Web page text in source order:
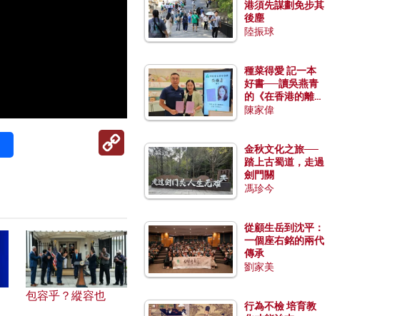
Link
包容乎？縱容也
港須先謀劃免步其
後塵
陸振球
種菜得愛 記一本
好書──讀吳燕青
的《在香港的離島
種菜》
陳家偉
金秋文化之旅──
踏上古蜀道，走過
劍門關
馮珍今
從顧生岳到沈平：
一個座右銘的兩代
傳承
劉家美
行為不檢 培育教